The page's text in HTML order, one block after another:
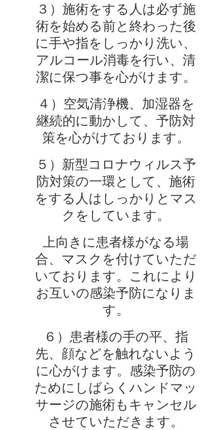
３）施術をする人は必ず施
術を始める前と終わった後
に手や指をしっかり洗い、
アルコール消毒を行い、清
潔に保つ事を心がけます。
４）空気清浄機、加湿器を
継続的に動かして、予防対
策を心がけております。
５）新型コロナウィルス予
防対策の一環として、施術
をする人はしっかりとマス
クをしています。
上向きに患者様がなる場
合、マスクを付けていただ
いております。これにより
お互いの感染予防になりま
す。
６）患者様の手の平、指
先、顔などを触れないよう
に心がけます。感染予防の
ためにしばらくハンドマッ
サージの施術もキャンセル
させていただきます。